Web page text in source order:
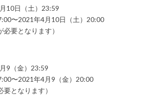
10日（土）23:59
〜2021年4月10日（土）20:00
要となります）
9（金）23:59
〜2021年4月9（金）20:00
となります）